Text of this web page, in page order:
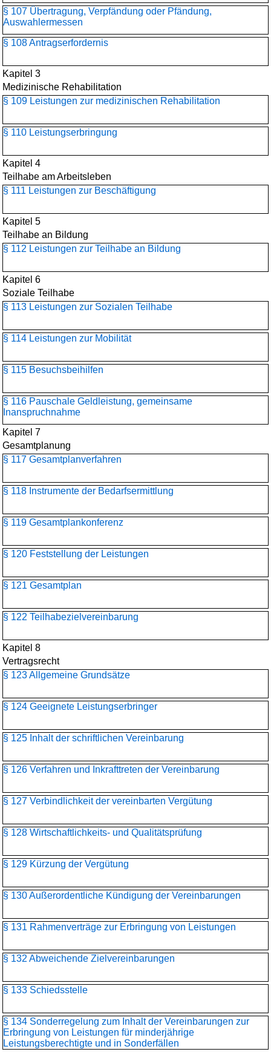
§ 107 Übertragung, Verpfändung oder Pfändung,
Auswahlermessen
§ 108 Antragserfordernis
Kapitel 3
Medizinische Rehabilitation
§ 109 Leistungen zur medizinischen Rehabilitation
§ 110 Leistungserbringung
Kapitel 4
Teilhabe am Arbeitsleben
§ 111 Leistungen zur Beschäftigung
Kapitel 5
Teilhabe an Bildung
§ 112 Leistungen zur Teilhabe an Bildung
Kapitel 6
Soziale Teilhabe
§ 113 Leistungen zur Sozialen Teilhabe
§ 114 Leistungen zur Mobilität
§ 115 Besuchsbeihilfen
§ 116 Pauschale Geldleistung, gemeinsame
Inanspruchnahme
Kapitel 7
Gesamtplanung
§ 117 Gesamtplanverfahren
§ 118 Instrumente der Bedarfsermittlung
§ 119 Gesamtplankonferenz
§ 120 Feststellung der Leistungen
§ 121 Gesamtplan
§ 122 Teilhabezielvereinbarung
Kapitel 8
Vertragsrecht
§ 123 Allgemeine Grundsätze
§ 124 Geeignete Leistungserbringer
§ 125 Inhalt der schriftlichen Vereinbarung
§ 126 Verfahren und Inkrafttreten der Vereinbarung
§ 127 Verbindlichkeit der vereinbarten Vergütung
§ 128 Wirtschaftlichkeits- und Qualitätsprüfung
§ 129 Kürzung der Vergütung
§ 130 Außerordentliche Kündigung der Vereinbarungen
§ 131 Rahmenverträge zur Erbringung von Leistungen
§ 132 Abweichende Zielvereinbarungen
§ 133 Schiedsstelle
§ 134 Sonderregelung zum Inhalt der Vereinbarungen zur
Erbringung von Leistungen für minderjährige
Leistungsberechtigte und in Sonderfällen